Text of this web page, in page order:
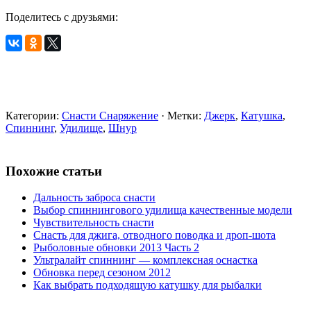
Поделитесь с друзьями:
Категории: Снасти Снаряжение · Метки: Джерк, Катушка,
Спиннинг, Удилище, Шнур
Похожие статьи
Дальность заброса снасти
Выбор спиннингового удилища качественные модели
Чувствительность снасти
Снасть для джига, отводного поводка и дроп-шота
Рыболовные обновки 2013 Часть 2
Ультралайт спиннинг — комплексная оснастка
Обновка перед сезоном 2012
Как выбрать подходящую катушку для рыбалки